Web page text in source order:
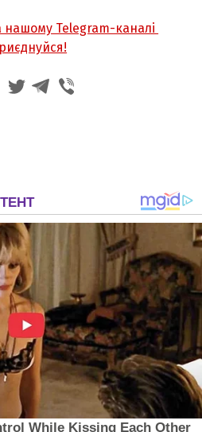
нашому Telegram-каналі